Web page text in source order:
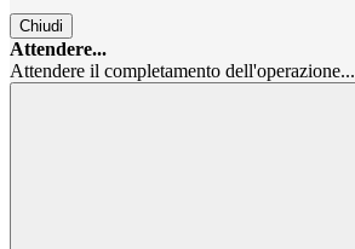
Chiudi
Attendere...
Attendere il completamento dell'operazione...